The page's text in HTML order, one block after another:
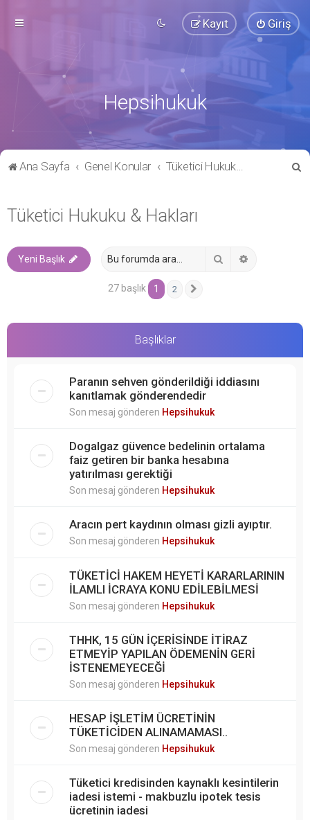
Giriş
Kayıt
Hepsihukuk
Ana Sayfa Genel Konular Tüketici Hukuku & Hakları
Tüketici Hukuku & Hakları
Yeni Başlık
27 başlık 1 2
Başlıklar
Paranın sehven gönderildiği iddiasını
kanıtlamak gönderendedir
Son mesaj gönderen Hepsihukuk
Dogalgaz güvence bedelinin ortalama
faiz getiren bir banka hesabına
yatırılması gerektiği
Son mesaj gönderen Hepsihukuk
Aracın pert kaydının olması gizli ayıptır.
Son mesaj gönderen Hepsihukuk
TÜKETİCİ HAKEM HEYETİ KARARLARININ
İLAMLI İCRAYA KONU EDİLEBİLMESİ
Son mesaj gönderen Hepsihukuk
THHK, 15 GÜN İÇERİSİNDE İTİRAZ
ETMEYİP YAPILAN ÖDEMENİN GERİ
İSTENEMEYECEĞİ
Son mesaj gönderen Hepsihukuk
HESAP İŞLETİM ÜCRETİNİN
TÜKETİCİDEN ALINAMAMASI..
Son mesaj gönderen Hepsihukuk
Tüketici kredisinden kaynaklı kesintilerin
iadesi istemi - makbuzlu ipotek tesis
ücretinin iadesi